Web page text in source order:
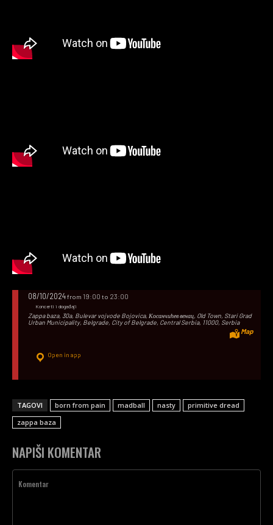
08/10/2024 from 19:00 to 23:00
Koncerti i događaji
Zappa baza, 30a, Bulevar vojvode Bojovica, Косанчићев венац, Old Town, Stari Grad
Urban Municipality, Belgrade, City of Belgrade, Central Serbia, 11000, Serbia
Map
Open in app
TAGOVI born from pain madball nasty
primitive dread
zappa baza
NAPIŠI KOMENTAR